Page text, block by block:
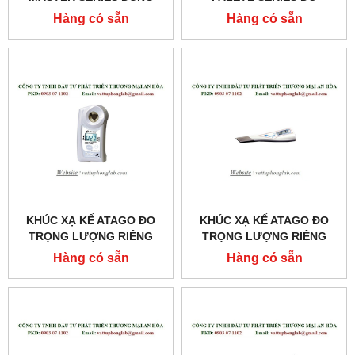
CHO KHÁM VÀ CHỮA
BỆNH MODEL:MASTER-
SUR/NM
Hàng có sẵn
TRỌNG LƯỢNG RIÊNG
NƯỚC TIỂU MODEL:UG-Α
Hàng có sẵn
KHÚC XẠ KẾ ATAGO ĐO
TRỌNG LƯỢNG RIÊNG
NƯỚC TIỂU CỦA MÈO
MODEL:PAL-USG (CAT)
Hàng có sẵn
KHÚC XẠ KẾ ATAGO ĐO
TRỌNG LƯỢNG RIÊNG
CỦA NƯỚC TIỂU
MODEL:PEN-URINE S.G
Hàng có sẵn